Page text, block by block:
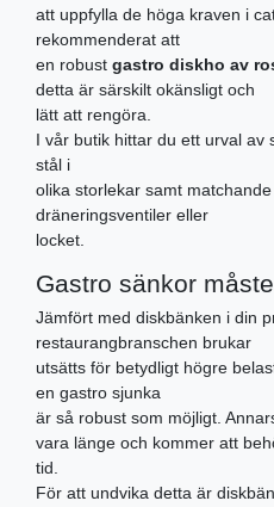
att uppfylla de höga kraven i
rekommenderat att
en robust gastro diskho av
detta är särskilt okänsligt och
lätt att rengöra.
I vår butik hittar du ett urval av
stål i
olika storlekar samt
dräneringsventiler eller
locket.
Gastro sänkor
Jämfört med diskbänken i din
restaurangbranschen brukar
utsätts för betydligt högre
en gastro sjunka
är så robust som möjligt.
vara länge och kommer att
tid.
För att undvika detta är